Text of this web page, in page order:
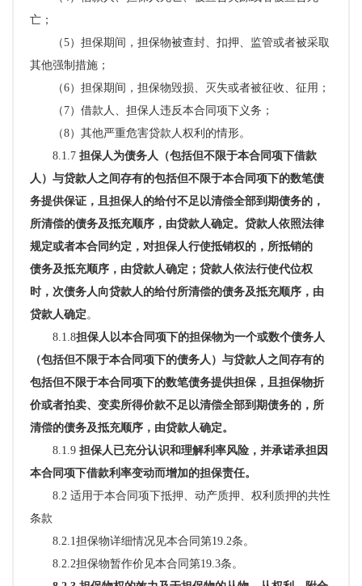
亡；
（5）担保期间，担保物被查封、扣押、监管或者被采取
其他强制措施；
（6）担保期间，担保物毁损、灭失或者被征收、征用；
（ 7）借款人、担保人违反本合同项下义务；
（8）其他严重危害贷款人权利的情形。
8.1.7 担保人为债务人（包括但不限于本合同项下借款
人）与贷款人之间存有的包括但不限于本合同项下的数笔债
务提供保证，且担保人的给付不足以清偿全部到期债务的，
所清偿的债务及抵充顺序，由贷款人确定。贷款人依照法律
规定或者本合同约定，对担保人行使抵销权的，所抵销的
债务及抵充顺序，由贷款人确定；贷款人依法行使代位权
时，次债务人向贷款人的给付所清偿的债务及抵充顺序，由
贷款人确定。
8.1.8担保人以本合同项下的担保物为一个或数个债务人
（包括但不限于本合同项下的债务人）与贷款人之间存有的
包括但不限于本合同项下的数笔债务提供担保，且担保物折
价或者拍卖、变卖所得价款不足以清偿全部到期债务的，所
清偿的债务及抵充顺序，由贷款人确定。
8.1.9 担保人已充分认识和理解利率风险，并承诺承担因
本合同项下借款利率变动而增加的担保责任。
8.2 适用于本合同项下抵押、动产质押、权利质押的共性
条款
8.2.1担保物详细情况见本合同第19.2条。
8.2.2担保物暂作价 见本合同第19.3条。